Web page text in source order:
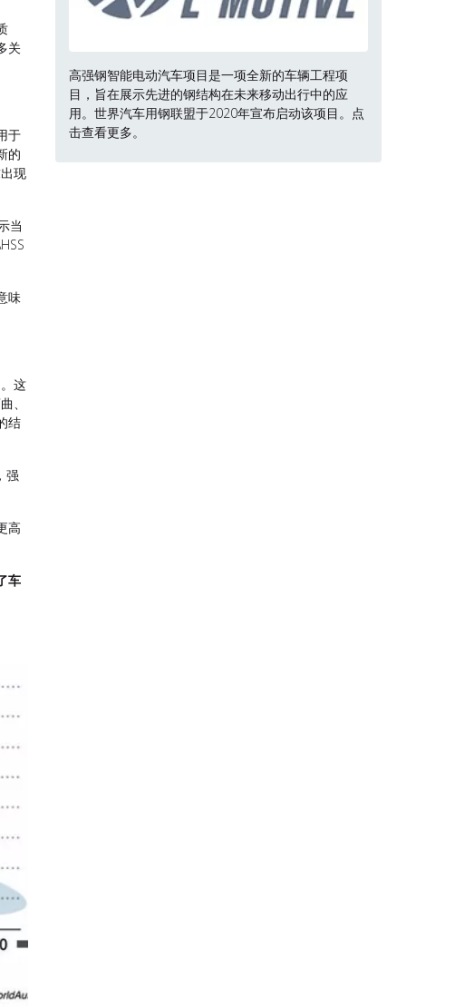
关
于
的
现
当
味
这
、
结
强
高
车
高强钢智能电动汽车项目是一项全新的车辆工程项
目，旨在展示先进的钢结构在未来移动出行中的应
用。世界汽车用钢联盟于2020年宣布启动该项目。点
击查看更多。